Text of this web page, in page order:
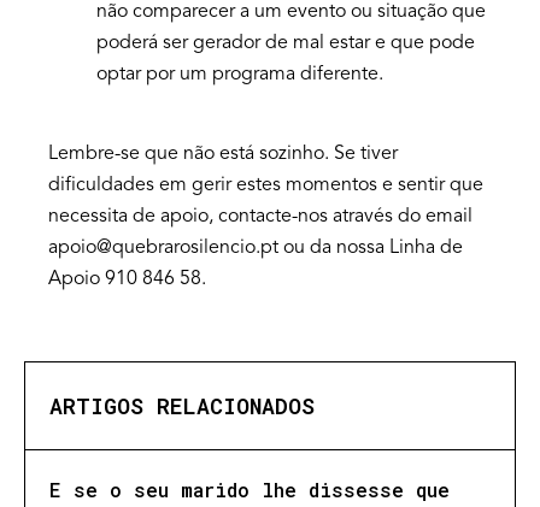
não comparecer a um evento ou situação que
poderá ser gerador de mal estar e que pode
optar por um programa diferente.
Lembre-se que não está sozinho. Se tiver
dificuldades em gerir estes momentos e sentir que
necessita de apoio, contacte-nos através do email
apoio@quebrarosilencio.pt ou da nossa Linha de
Apoio 910 846 58.
ARTIGOS RELACIONADOS
E se o seu marido lhe dissesse que